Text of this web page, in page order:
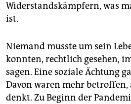
Widerstandskämpfern, was
ist.
Niemand musste um sein
konnten, rechtlich gesehen,
sagen. Eine soziale Ächtung
Davon waren mehr
denkt. Zu Beginn der